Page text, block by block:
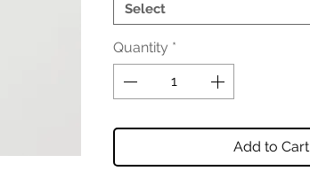
Select
Quantity *
Add to Cart